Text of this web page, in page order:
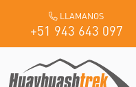
LLAMANOS
+51 943 643 097